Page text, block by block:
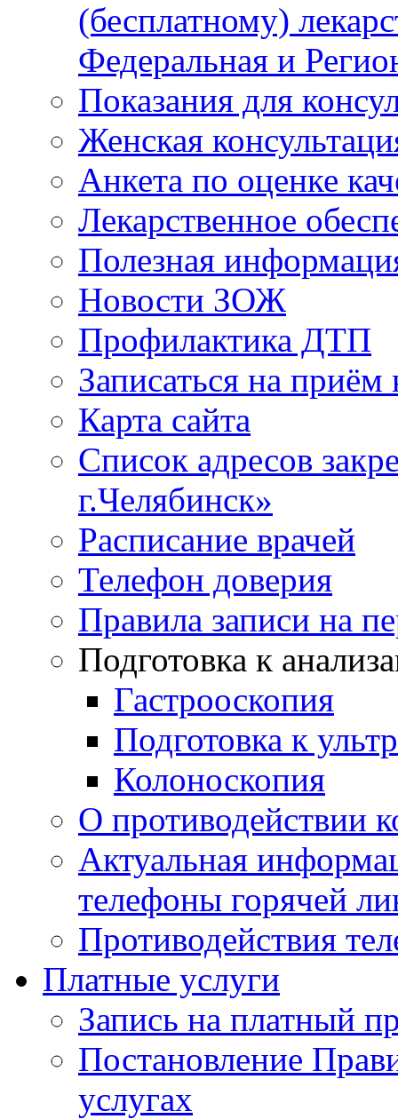
(бесплатному)
Федеральная и
Показания для
Женская
Анкета по оценке
Лекарственное
Полезная
Новости ЗОЖ
Профилактика ДТП
Записаться на приём
Карта сайта
Список адресов
г.Челябинск»
Расписание врачей
Телефон доверия
Правила записи на
Подготовка к
Гастрооскопия
Подготовка к
Колоноскопия
О противодействии
Актуальная
телефоны горячей
Противодействия
Платные услуги
Запись на платный
Постановление
услугах